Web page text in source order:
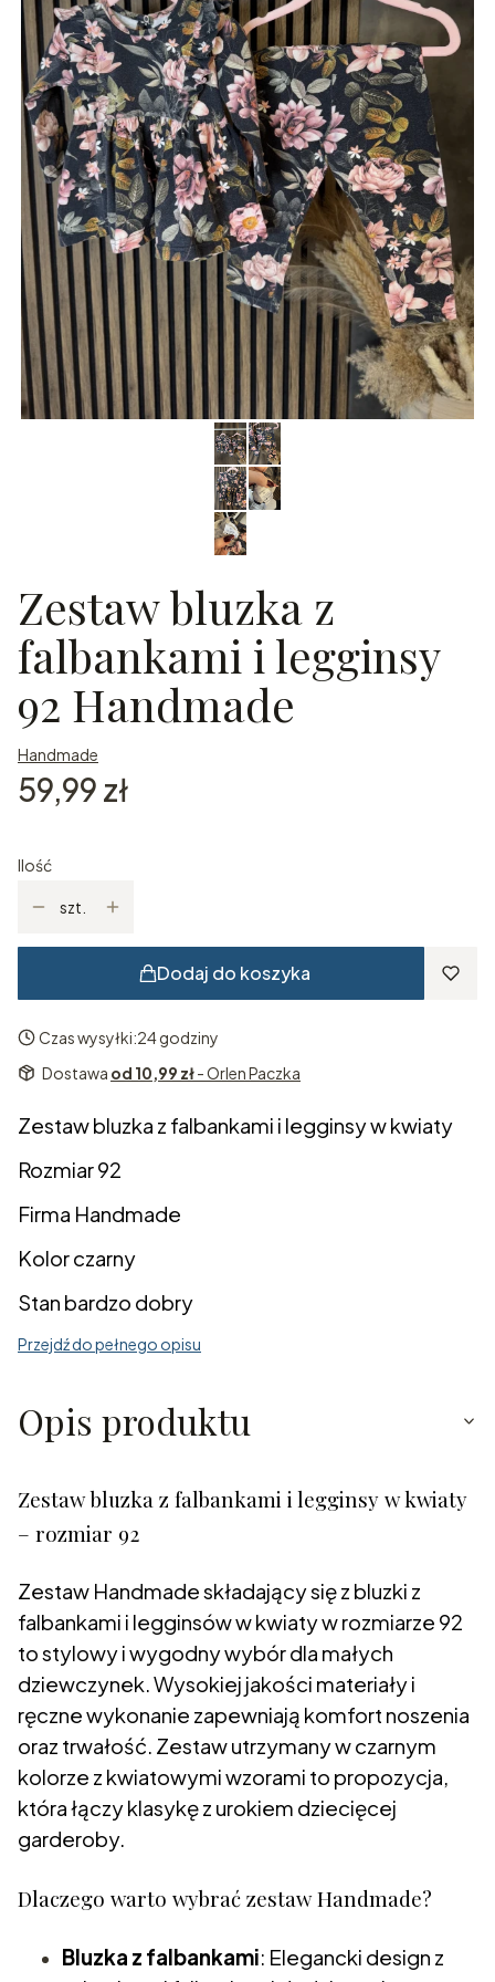
Zestaw bluzka z
falbankami i legginsy
92 Handmade
Handmade
Cena
59,99 zł
Ilość
szt.
Dodaj do koszyka
Czas wysyłki:24 godziny
Dostawa od 10,99 zł- Orlen Paczka
Zestaw bluzka z falbankami i legginsy w kwiaty
Rozmiar 92
Firma Handmade
Kolor czarny
Stan bardzo dobry
Przejdź do pełnego opisu
Opis produktu
Zestaw bluzka z falbankami i legginsy w kwiaty
– rozmiar 92
Zestaw Handmade składający się z bluzki z
falbankami i legginsów w kwiaty w rozmiarze 92
to stylowy i wygodny wybór dla małych
dziewczynek. Wysokiej jakości materiały i
ręczne wykonanie zapewniają komfort noszenia
oraz trwałość. Zestaw utrzymany w czarnym
kolorze z kwiatowymi wzorami to propozycja,
która łączy klasykę z urokiem dziecięcej
garderoby.
Dlaczego warto wybrać zestaw Handmade?
Bluzka z falbankami: Elegancki design z